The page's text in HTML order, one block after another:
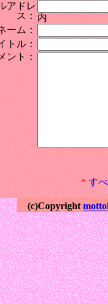
アドレ
ス： 内
ーム：
トル：
ント：
* す
(c)Copyright